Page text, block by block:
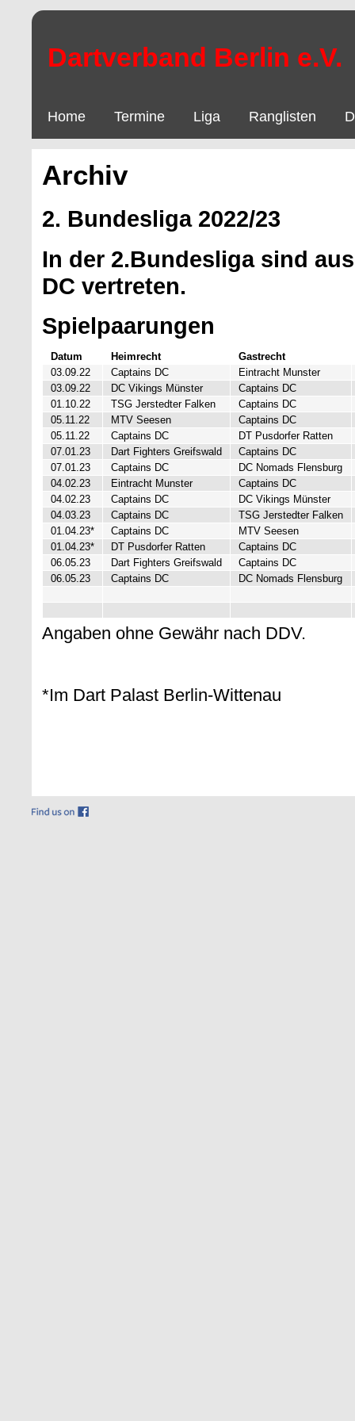
Dartverband Berlin e.V.
Home Termine Liga Ranglisten
Archiv
2. Bundesliga 2022/23
In der 2.Bundesliga sind
DC vertreten.
Spielpaarungen
Datum Heimrecht
Gastrecht
03.09.22
Captains DC
Eintracht Munster
03.09.22
DC Vikings Münster
Captains DC
01.10.22
TSG Jerstedter Falken
Captains DC
05.11.22
MTV Seesen
Captains DC
05.11.22
Captains DC
DT Pusdorfer Ratten
07.01.23
Dart Fighters Greifswald
Captains DC
07.01.23
Captains DC
DC Nomads Flensburg
04.02.23
Eintracht Munster
Captains DC
04.02.23
Captains DC
DC Vikings Münster
04.03.23
Captains DC
TSG Jerstedter Falken
01.04.23*
Captains DC
MTV Seesen
01.04.23*
DT Pusdorfer Ratten
Captains DC
06.05.23
Dart Fighters Greifswald
Captains DC
06.05.23
Captains DC DC Nomads Flensburg
Angaben ohne Gewähr nach DDV.
*Im Dart Palast Berlin-Wittenau